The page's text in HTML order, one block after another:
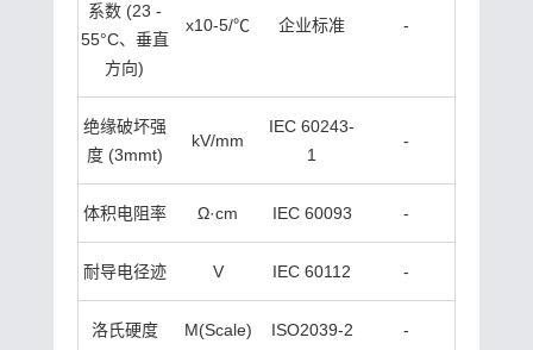
系数 (23 -
55°C、垂直
方向)
x10-5/℃ 企业标准 -
绝缘破坏强
度 (3mmt)
kV/mm
IEC 60243-
1
-
体积电阻率 Ω·cm IEC 60093 -
耐导电径迹 V IEC 60112 -
洛氏硬度 M(Scale) ISO2039-2 -